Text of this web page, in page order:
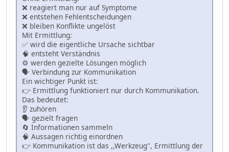
❌ reagiert man nur auf Symptome
❌ entstehen Fehlentscheidungen
❌ bleiben Konflikte ungelöst
Mit Ermittlung:
✅ wird die eigentliche Ursache sichtbar
🧠 entsteht Verständnis
⚙️ werden gezielte Lösungen möglich
🗣 Verbindung zur Kommunikation
Ein wichtiger Punkt ist:
👉 Ermittlung funktioniert nur durch Kommunikation.
Das bedeutet:
👂 zuhören
🗣 gezielt fragen
🔄 Informationen sammeln
🧠 Aussagen richtig einordnen
👉 Kommunikation ist das ,,Werkzeug", Ermittlung der